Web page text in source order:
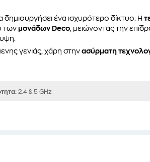
δημιουργήσει ένα ισχυρότερο δίκτυο. Η
των μονάδων Deco , μειώνοντας την
γενιάς, χάρη στην ασύρματη
2.4 & 5 GHz